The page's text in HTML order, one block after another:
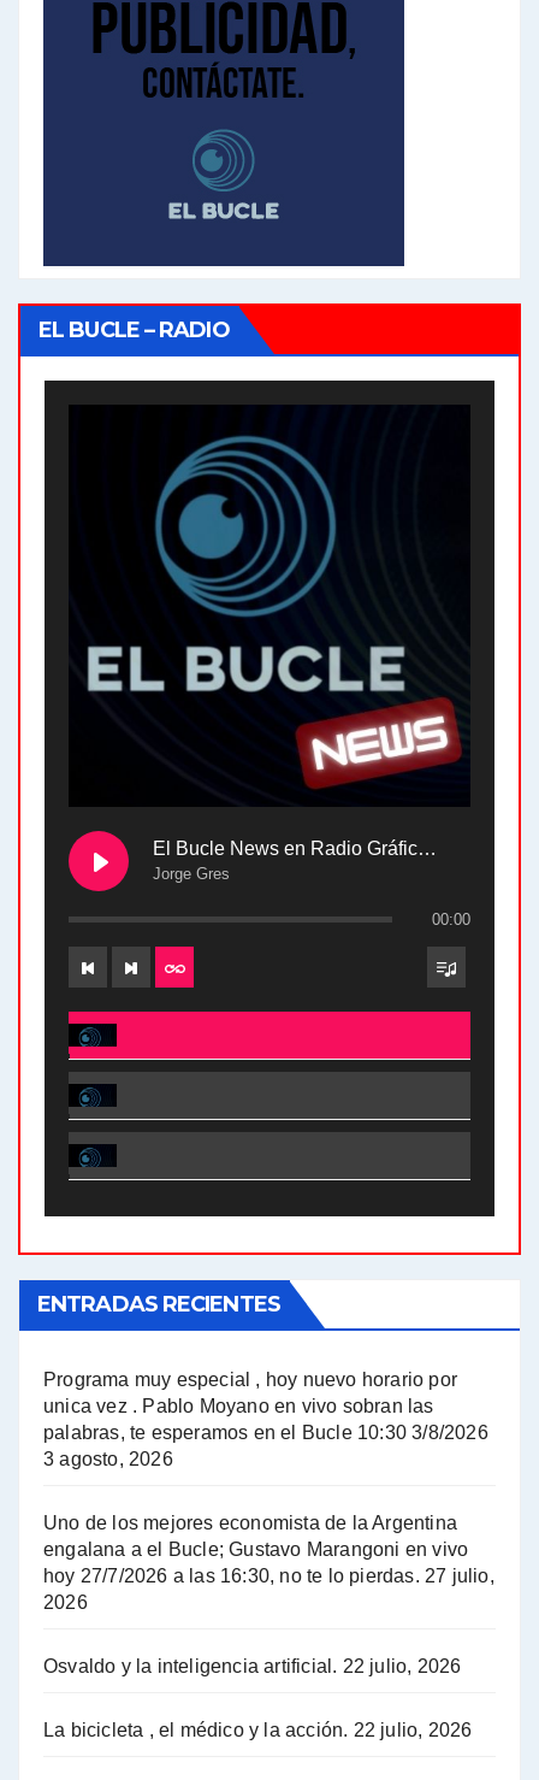
EL BUCLE – RADIO
El Bucle News en Radio Gráfica. Bloque 2 . 28.04.24
Jorge Gres
00:00
El Bucle News en Radio Gráfica. Bloque 2 . 28.04.24 - Jorge Gres
El Bucle News en Radio Gráfica. Bloque 1 . 28.04.24 - Jorge Gres
El Bucle News en Radio Gráfica. Bloque 2 . 21.04.24 - Jorge Gres
A mayor poder al empresariado le cuesta encontrar resistencia - Jose Urtubey con Jorge Gres
Hugo Yasky : Día de la Militancia - Hugo Yasky con Jorge Gres
Hugo Yasky sobre la Coordinadora de las Industrias de Productos Alimenticios (COPAL) - Hugo Yasky con Jorge Gres
Pablo Moyano sobre el espionaje: "Estos personajes siniestros han hecho mucho daño" - Pablo Moyano con Jorge Gres
ENTRADAS RECIENTES
Programa muy especial , hoy nuevo horario por
unica vez . Pablo Moyano en vivo sobran las
palabras, te esperamos en el Bucle 10:30 3/8/2026
3 agosto, 2026
Uno de los mejores economista de la Argentina
engalana a el Bucle; Gustavo Marangoni en vivo
hoy 27/7/2026 a las 16:30, no te lo pierdas. 27 julio,
2026
Osvaldo y la inteligencia artificial. 22 julio, 2026
La bicicleta , el médico y la acción. 22 julio, 2026